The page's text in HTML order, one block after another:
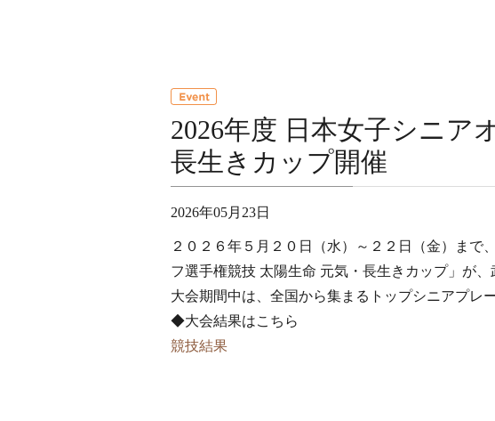
2026年度 日本女子シニア
長生きカップ開催
2026年05月23日
２０２６年５月２０日（水）～２２日（金）まで
フ選手権競技 太陽生命 元気・長生きカップ」が、
大会期間中は、全国から集まるトップシニアプレ
◆大会結果はこちら
競技結果